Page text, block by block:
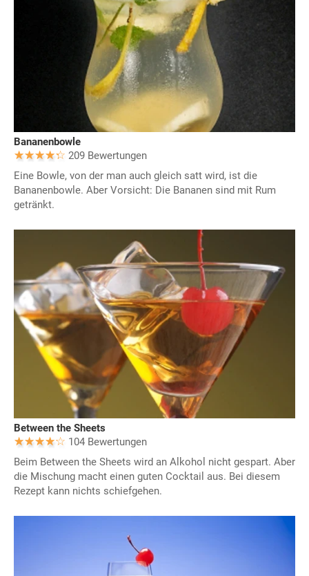
Bananenbowle
209 Bewertungen
Eine Bowle, von der man auch gleich satt wird, ist die
Bananenbowle. Aber Vorsicht: Die Bananen sind mit Rum
getränkt.
Between the Sheets
104 Bewertungen
Beim Between the Sheets wird an Alkohol nicht gespart. Aber
die Mischung macht einen guten Cocktail aus. Bei diesem
Rezept kann nichts schiefgehen.